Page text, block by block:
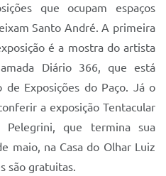
que ocupam espaços
Santo André. A primeira
é a mostra do artista
Diário 366, que está
Exposições do Paço. Já o
a exposição Tentacular
Pelegrini, que termina sua
maio, na Casa do Olhar Luiz
são gratuitas.